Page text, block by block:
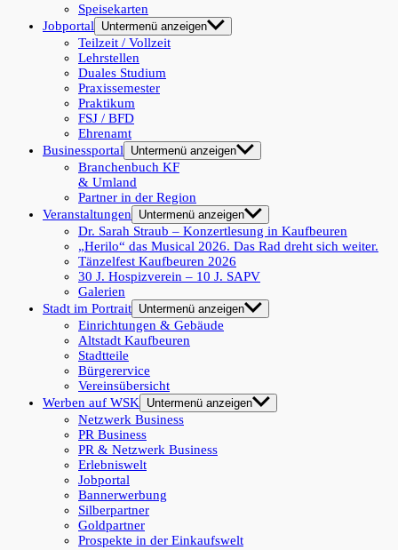
Speisekarten
Jobportal
Untermenü anzeigen
Teilzeit / Vollzeit
Lehrstellen
Duales Studium
Praxissemester
Praktikum
FSJ / BFD
Ehrenamt
Businessportal
Untermenü anzeigen
Branchenbuch KF
& Umland
Partner in der Region
Veranstaltungen
Untermenü anzeigen
Dr. Sarah Straub – Konzertlesung in Kaufbeuren
„Herilo“ das Musical 2026. Das Rad dreht sich weiter.
Tänzelfest Kaufbeuren 2026
30 J. Hospizverein – 10 J. SAPV
Galerien
Stadt im Portrait Untermenü anzeigen
Einrichtungen & Gebäude
Altstadt Kaufbeuren
Stadtteile
Bürgerervice
Vereinsübersicht
Werben auf WSK
Untermenü anzeigen
Netzwerk Business
PR Business
PR & Netzwerk Business
Erlebniswelt
Jobportal
Bannerwerbung
Silberpartner
Goldpartner
Prospekte in der Einkaufswelt